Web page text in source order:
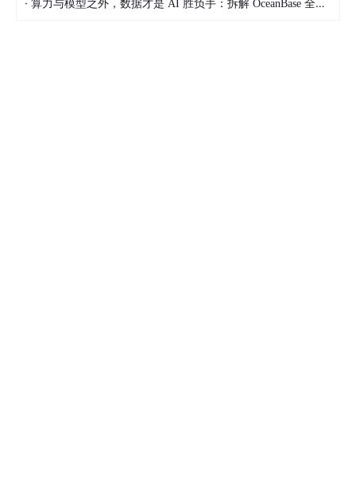
· 算力与模型之外，数据才是 AI 胜负手：拆解 OceanBase 全新 AI 湖库产品体系